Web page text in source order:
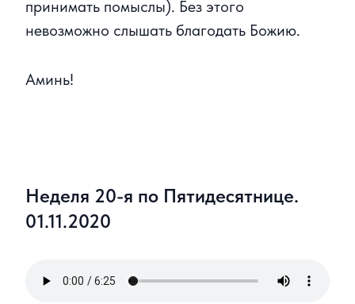
принимать помыслы). Без этого
невозможно слышать благодать Божию.
Аминь!
Неделя 20-я по Пятидесятнице.
01.11.2020